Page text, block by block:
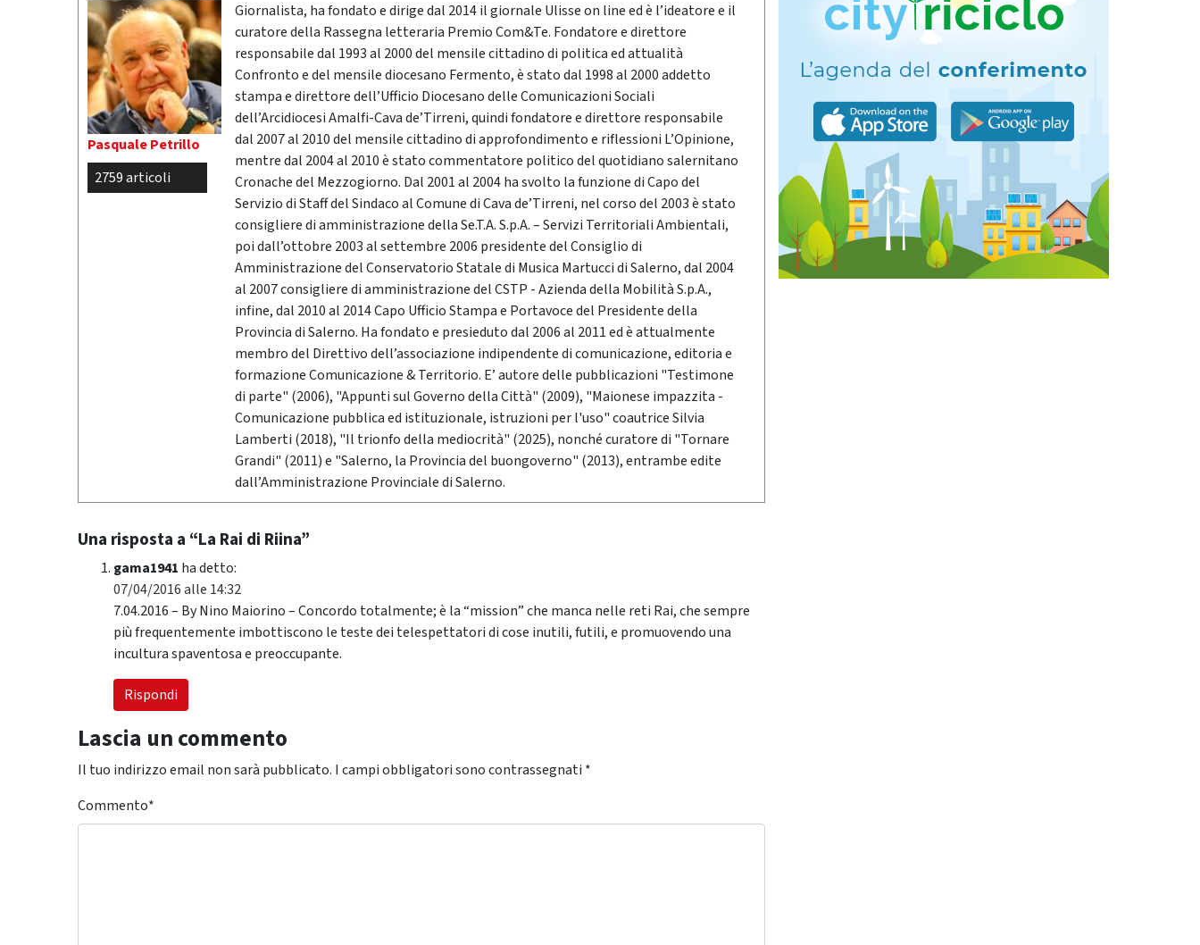
Pasquale Petrillo
2759 articoli
Giornalista, ha fondato e dirige dal 2014 il giornale Ulisse on line ed è l’ideatore e il
curatore della Rassegna letteraria Premio Com&Te. Fondatore e direttore
responsabile dal 1993 al 2000 del mensile cittadino di politica ed attualità
Confronto e del mensile diocesano Fermento, è stato dal 1998 al 2000 addetto
stampa e direttore dell’Ufficio Diocesano delle Comunicazioni Sociali
dell’Arcidiocesi Amalfi-Cava de’Tirreni, quindi fondatore e direttore responsabile
dal 2007 al 2010 del mensile cittadino di approfondimento e riflessioni L’Opinione,
mentre dal 2004 al 2010 è stato commentatore politico del quotidiano salernitano
Cronache del Mezzogiorno. Dal 2001 al 2004 ha svolto la funzione di Capo del
Servizio di Staff del Sindaco al Comune di Cava de’Tirreni, nel corso del 2003 è stato
consigliere di amministrazione della Se.T.A. S.p.A. – Servizi Territoriali Ambientali,
poi dall’ottobre 2003 al settembre 2006 presidente del Consiglio di
Amministrazione del Conservatorio Statale di Musica Martucci di Salerno, dal 2004
al 2007 consigliere di amministrazione del CSTP - Azienda della Mobilità S.p.A.,
infine, dal 2010 al 2014 Capo Ufficio Stampa e Portavoce del Presidente della
Provincia di Salerno. Ha fondato e presieduto dal 2006 al 2011 ed è attualmente
membro del Direttivo dell’associazione indipendente di comunicazione, editoria e
formazione Comunicazione & Territorio. E’ autore delle pubblicazioni "Testimone
di parte" (2006), "Appunti sul Governo della Città" (2009), "Maionese impazzita -
Comunicazione pubblica ed istituzionale, istruzioni per l'uso" coautrice Silvia
Lamberti (2018), "Il trionfo della mediocrità" (2025), nonché curatore di "Tornare
Grandi" (2011) e "Salerno, la Provincia del buongoverno" (2013), entrambe edite
dall’Amministrazione Provinciale di Salerno.
Una risposta a “La Rai di Riina”
gama1941 ha detto:
07/04/2016 alle 14:32
7.04.2016 – By Nino Maiorino – Concordo totalmente; è la “mission” che manca nelle reti Rai, che sempre
più frequentemente imbottiscono le teste dei telespettatori di cose inutili, futili, e promuovendo una
incultura spaventosa e preoccupante.
Rispondi
Lascia un commento
Il tuo indirizzo email non sarà pubblicato. I campi obbligatori sono contrassegnati *
Commento*